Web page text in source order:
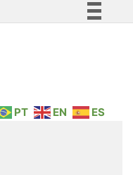
Legislação
PT EN ES